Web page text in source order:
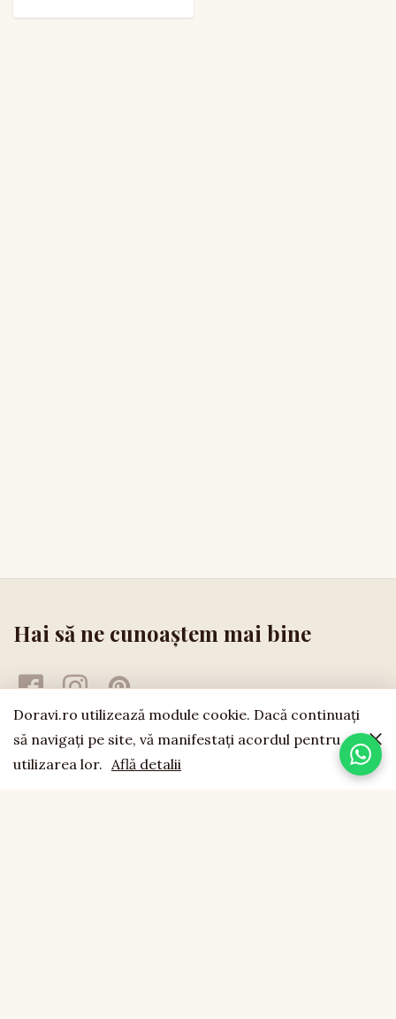
Hai să ne cunoaștem mai bine
Doravi.ro utilizează module cookie. Dacă continuaţi
să navigaţi pe site, vă manifestaţi acordul pentru
utilizarea lor. Află detalii